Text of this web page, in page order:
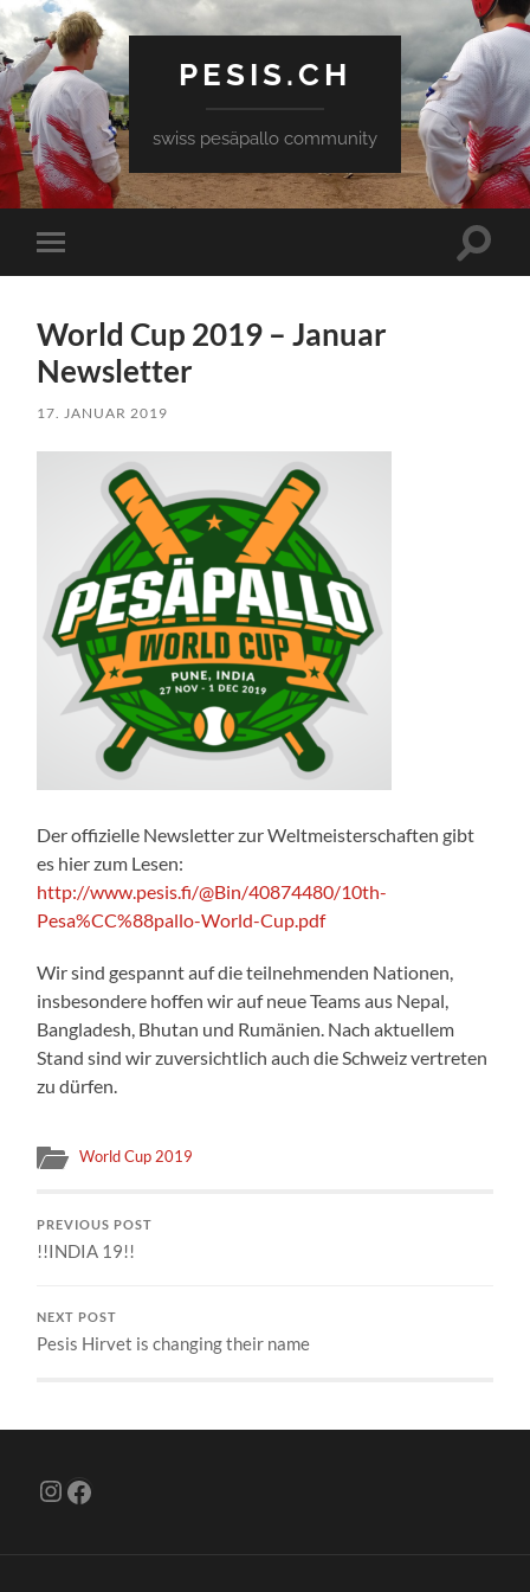
PESIS.CH
swiss pesäpallo community
Toggle
mobile
Toggle
World Cup 2019 – Januar
Newsletter
17. JANUAR 2019
Der offizielle Newsletter zur Weltmeisterschaften gibt
es hier zum Lesen:
http://www.pesis.fi/@Bin/40874480/10th-
Pesa%CC%88pallo-World-Cup.pdf
Wir sind gespannt auf die teilnehmenden Nationen,
insbesondere hoffen wir auf neue Teams aus Nepal,
Bangladesh, Bhutan und Rumänien. Nach aktuellem
Stand sind wir zuversichtlich auch die Schweiz vertreten
zu dürfen.
World Cup 2019
PREVIOUS POST
!!INDIA 19!!
NEXT POST
Pesis Hirvet is changing their name
Instagram
Facebook